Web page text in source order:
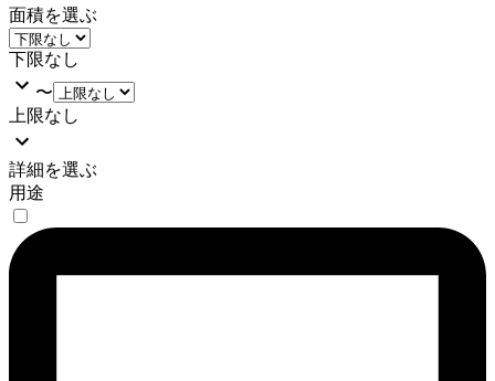
面積を選ぶ
下限なし
〜
上限なし
詳細を選ぶ
用途